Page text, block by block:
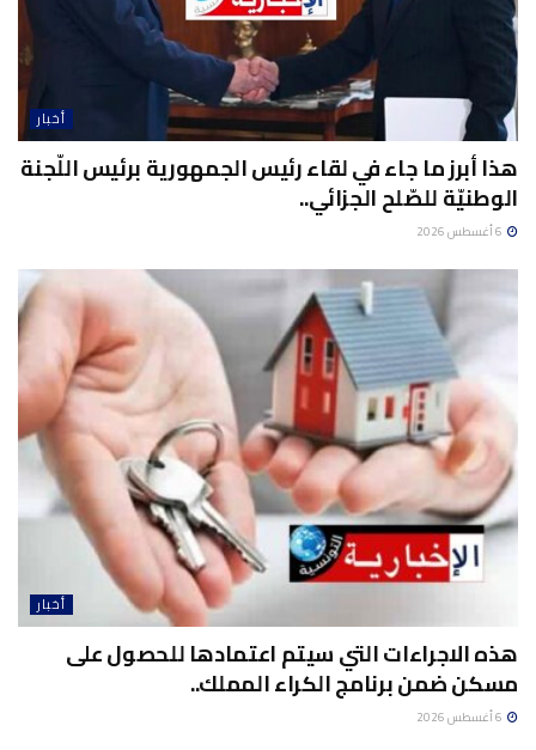
أخبار
هذا أبرز ما جاء في لقاء رئيس الجمهورية برئيس اللّجنة
الوطنيّة للصّلح الجزائي..
أخبار
هذه الاجراءات التي سيتم اعتمادها للحصول على
مسكن ضمن برنامج الكراء المملك..